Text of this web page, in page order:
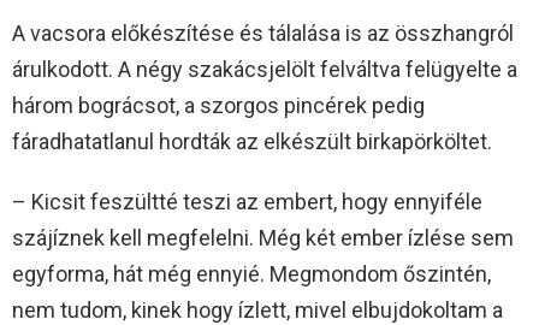
A vacsora előkészítése és tálalása is az összhangról
árulkodott. A négy szakácsjelölt felváltva felügyelte a
három bográcsot, a szorgos pincérek pedig
fáradhatatlanul hordták az elkészült birkapörköltet.
– Kicsit feszültté teszi az embert, hogy ennyiféle
szájíznek kell megfelelni. Még két ember ízlése sem
egyforma, hát még ennyié. Megmondom őszintén,
nem tudom, kinek hogy ízlett, mivel elbujdokoltam a